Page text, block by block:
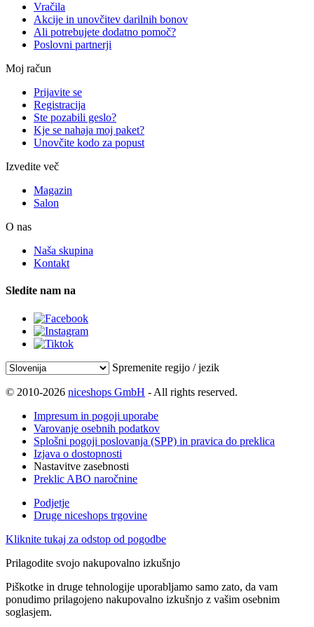
Vračila
Akcije in unovčitev darilnih bonov
Ali potrebujete dodatno pomoč?
Poslovni partnerji
Moj račun
Prijavite se
Registracija
Ste pozabili geslo?
Kje se nahaja moj paket?
Unovčite kodo za popust
Izvedite več
Magazin
Salon
O nas
Naša skupina
Kontakt
Sledite nam na
Spremenite regijo / jezik
© 2010-2026 niceshops GmbH - All rights reserved.
Impresum in pogoji uporabe
Varovanje osebnih podatkov
Splošni pogoji poslovanja (SPP) in pravica do preklica
Izjava o dostopnosti
Nastavitve zasebnosti
Preklic ABO naročnine
Podjetje
Druge niceshops trgovine
Kliknite tukaj za odstop od pogodbe
Prilagodite svojo nakupovalno izkušnjo
Piškotke in druge tehnologije uporabljamo samo zato, da vam
ponudimo prilagojeno nakupovalno izkušnjo z vašim osebnim
soglasjem.